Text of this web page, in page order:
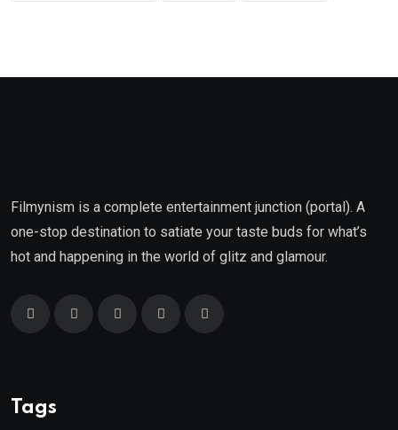
Filmynism is a complete entertainment junction (portal). A
one-stop destination to satiate your taste buds for what’s
hot and happening in the world of glitz and glamour.
Tags